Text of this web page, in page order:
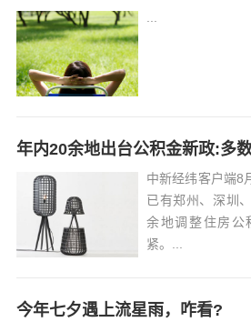
中新经纬客户端8
已有郑州、深圳
余地调整住房公
紧。...
今年七夕遇上流星雨，咋看?